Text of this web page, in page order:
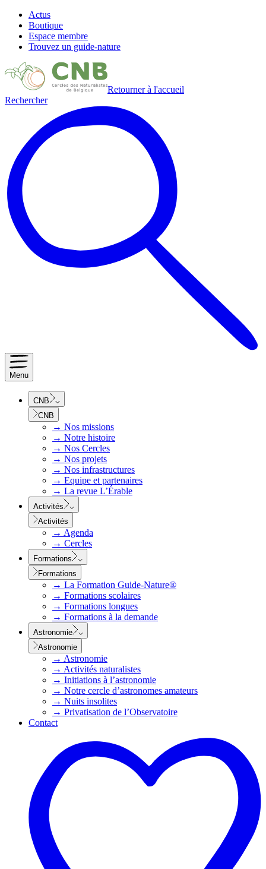
Actus
Boutique
Espace membre
Trouvez un guide-nature
Retourner à l'accueil
Rechercher
Menu
CNB
CNB
→ Nos missions
→ Notre histoire
→ Nos Cercles
→ Nos projets
→ Nos infrastructures
→ Equipe et partenaires
→ La revue L’Érable
Activités
Activités
→ Agenda
→ Cercles
Formations
Formations
→ La Formation Guide-Nature®
→ Formations scolaires
→ Formations longues
→ Formations à la demande
Astronomie
Astronomie
→ Astronomie
→ Activités naturalistes
→ Initiations à l’astronomie
→ Notre cercle d’astronomes amateurs
→ Nuits insolites
→ Privatisation de l’Observatoire
Contact